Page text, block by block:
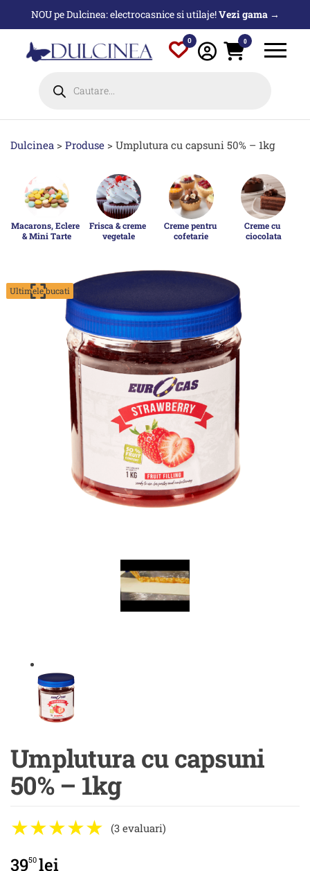
conținut
NOU pe Dulcinea: electrocasnice si utilaje!Vezi gama →
0 0
search
Dulcinea > Produse > Umplutura cu capsuni 50% – 1kg
Macarons, Eclere
& Mini Tarte
Frisca & creme
vegetale
Creme pentru
cofetarie
Creme cu
ciocolata
Ultimele bucati
Umplutura cu capsuni
50% – 1kg
(3 evaluari)
3950 lei